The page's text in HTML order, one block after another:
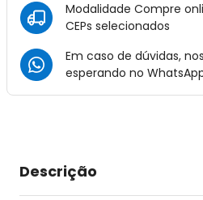
Modalidade Compre
CEPs selecionados
Em caso de dúvidas,
esperando no
Descrição